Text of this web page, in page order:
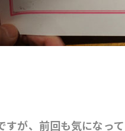
すが、前回も気にな